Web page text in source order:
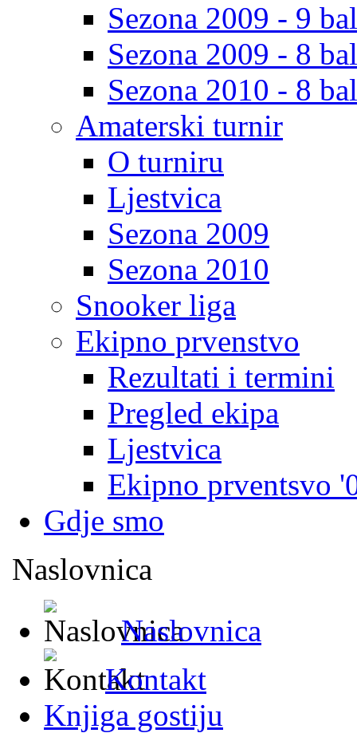
Sezona 2009 - 9
Sezona 2009 - 8
Sezona 2010 - 8
Amaterski turnir
O turniru
Ljestvica
Sezona 2009
Sezona 2010
Snooker liga
Ekipno prvenstvo
Rezultati i termini
Pregled ekipa
Ljestvica
Ekipno prventsvo
Gdje smo
Naslovnica
Naslovnica
Kontakt
Knjiga gostiju